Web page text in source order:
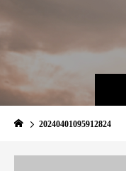
20240401095912824